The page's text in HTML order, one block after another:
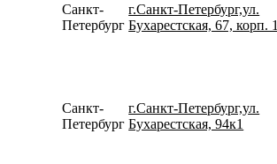
Санкт-
Петербург
г.Санкт-Петербург,ул.
Бухарестская, 67, корп. 1
Санкт-
Петербург
г.Санкт-Петербург,ул.
Бухарестская, 94к1